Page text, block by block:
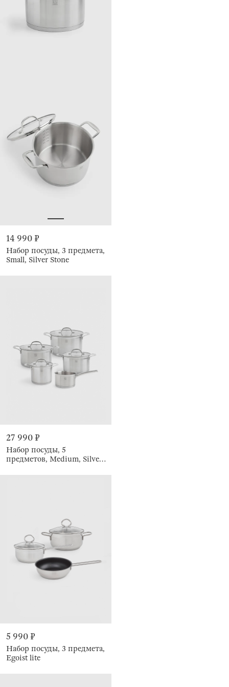
14 990 ₽
Набор посуды, 3 предмета,
Small, Silver Stone
27 990 ₽
Набор посуды, 5
предметов, Medium, Silver
5 990 ₽
Набор посуды, 3 предмета,
Egoist lite